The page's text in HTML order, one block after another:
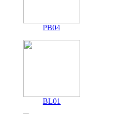
PB04
BL01